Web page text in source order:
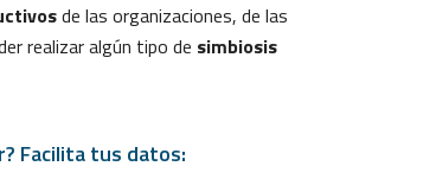
de las organizaciones, de las
realizar algún tipo de simbiosis
Facilita tus datos: